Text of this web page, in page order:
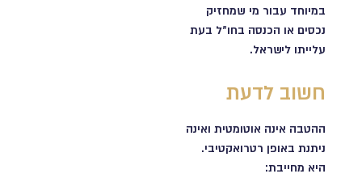
במיוחד עבור מי שמחזיק
נכסים או הכנסה בחו"ל בעת
עלייתו לישראל.
חשוב לדעת
ההטבה אינה אוטומטית ואינה
ניתנת באופן רטרואקטיבי.
היא מחייבת: